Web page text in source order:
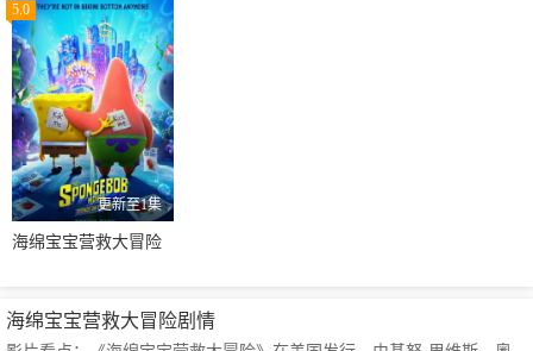
5.0
更新至1集
海绵宝宝营救大冒险
海绵宝宝营救大冒险剧情